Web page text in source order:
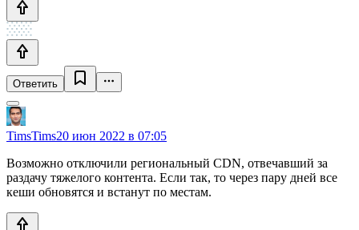
Ответить
TimsTims20 июн 2022 в 07:05
Возможно отключили региональный CDN, отвечавший за
раздачу тяжелого контента. Если так, то через пару дней все
кеши обновятся и встанут по местам.